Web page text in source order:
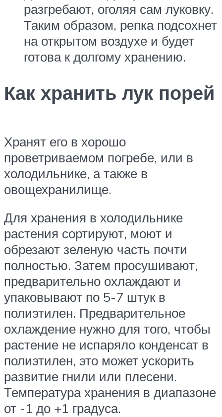
разгребают, оголяя сам луковку.
Таким образом, репка подсохнет
на открытом воздухе и будет
готова к долгому хранению.
Как хранить лук порей
Хранят его в хорошо
проветриваемом погребе, или в
холодильнике, а также в
овощехранилище.
Для хранения в холодильнике
растения сортируют, моют и
обрезают зеленую часть почти
полностью. Затем просушивают,
предварительно охлаждают и
упаковывают по 5-7 штук в
полиэтилен. Предварительное
охлаждение нужно для того, чтобы
растение не испаряло конденсат в
полиэтилен, это может ускорить
развитие гнили или плесени.
Температура хранения в диапазоне
от -1 до +1 градуса.